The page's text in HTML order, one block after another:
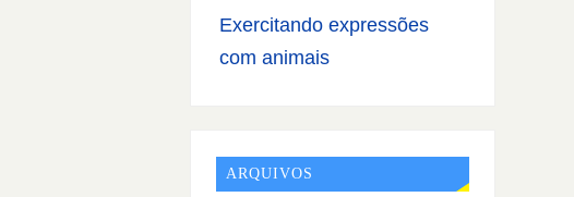
Exercitando expressões
com animais
ARQUIVOS